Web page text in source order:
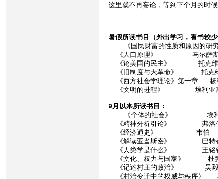
这里就不再妄论，等到下个月的时
暑假所读书目（外出学习，看书较
《国民财富的性质和原因的研究
《人口原理》 马尔萨
《论美国的民主》 托克维
《旧制度与大革命》 托克
《西方社会学理论》第一章 杨
《文明的进程》 埃利亚
9月以来所读书目：
《个体的社会》 埃利
《精神分析引论》 弗洛
《经济通史》 韦伯
《解读亚当斯密》 巴特
《人类学是什么》 王铭
《文化、权力与国家》 杜
《记述村庄的政治》 吴毅
《村治变迁中的权威与秩序》